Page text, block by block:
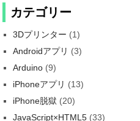
カテゴリー
3Dプリンター (1)
Androidアプリ (3)
Arduino (9)
iPhoneアプリ (13)
iPhone脱獄 (20)
JavaScript×HTML5 (33)